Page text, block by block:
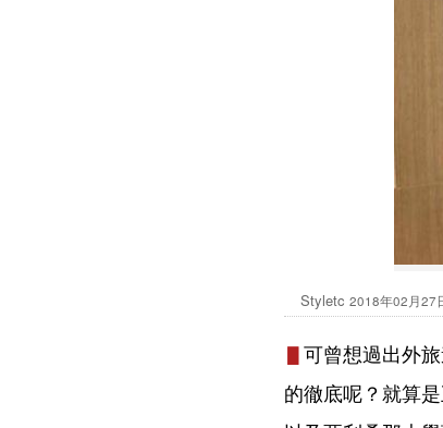
Styletc 2018年02月27
▋可曾想過出外
的徹底呢？就算